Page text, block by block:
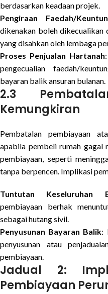
berdasarkan keadaan projek.
Pengiraan Faedah/
dikenakan boleh dikecualikan
yang disahkan oleh lembaga
Proses Penjualan Hartanah
pengecualian faedah/
bayaran balik ansuran bulanan.
2.3
Kemungkiran
Pembatalan pembiayaan
apabila pembeli rumah gagal
pembiayaan, seperti
tanpa berpencen. Implikasi
Tuntutan Keseluruhan
pembiayaan berhak
sebagai hutang sivil.
Penyusunan Bayaran Balik:
penyusunan atau
pembiayaan.
Jadual 2:
Pembiayaan